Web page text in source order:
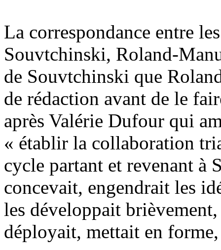
La correspondance entre
Souvtchinski, Roland-
de Souvtchinski que
de rédaction avant de le
après Valérie Dufour qui
« établir la collaboration
cycle partant et revenant
concevait, engendrait les
les développait
déployait, mettait en